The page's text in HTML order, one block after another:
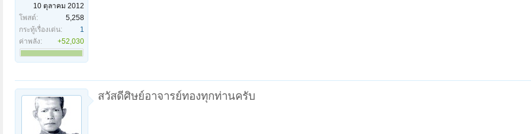
10 ตุลาคม 2012
โพสต์:
5,258
กระทู้เรื่องเด่น:
1
ค่าพลัง:
+52,030
สวัสดีศิษย์อาจารย์ทองทุกท่านครับ